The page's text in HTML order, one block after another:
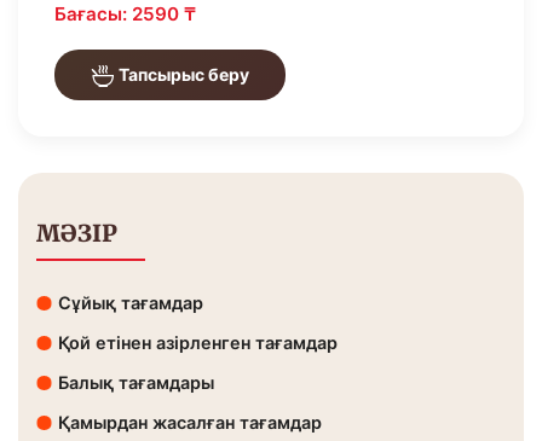
Бағасы: 2590 ₸
Тапсырыс беру
МӘЗІР
Сұйық тағамдар
Қой етінен азірленген тағамдар
Балық тағамдары
Қамырдан жасалған тағамдар